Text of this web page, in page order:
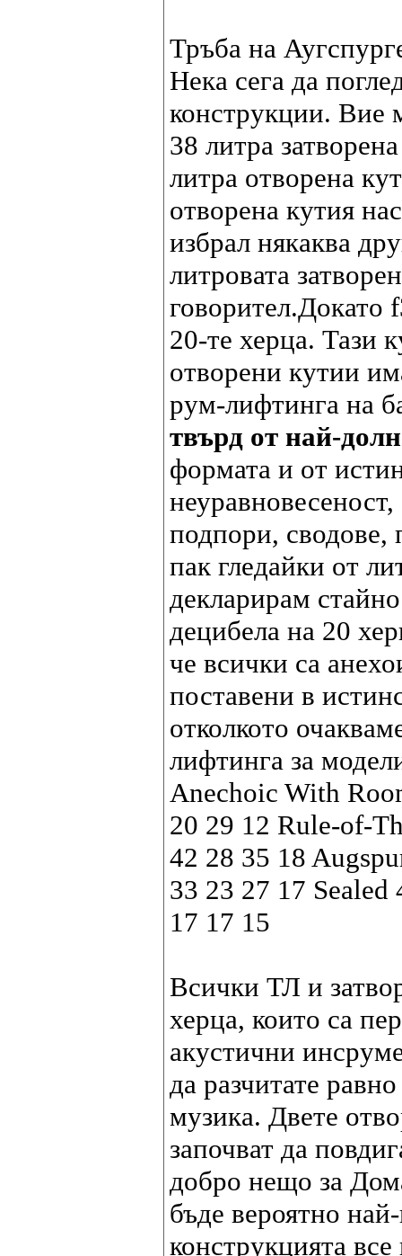
Тръба на
Нека сега да
конструкции. Вие
38 литра
литра отворена
отворена кутия
избрал някаква
литровата
говорител.Докато
20-те херца. Тази
отворени кутии
рум-лифтинга на
твърд от най-
формата и от
подпори, сводове,
пак гледайки от
декларирам
децибела на 20
че всички са
поставени в
отколкото
лифтинга за
Anechoic With
20 29 12 Rule-of-
42 28 35 18
33 23 27 17
17 17 15
Всички ТЛ и
херца, които са
акустични
да разчитате
музика. Двете
започват да
добро нещо за
бъде вероятно
конструкцията